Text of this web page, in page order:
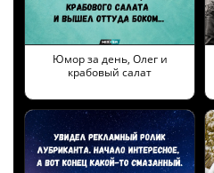
Юмор за день, Олег и
крабовый салат